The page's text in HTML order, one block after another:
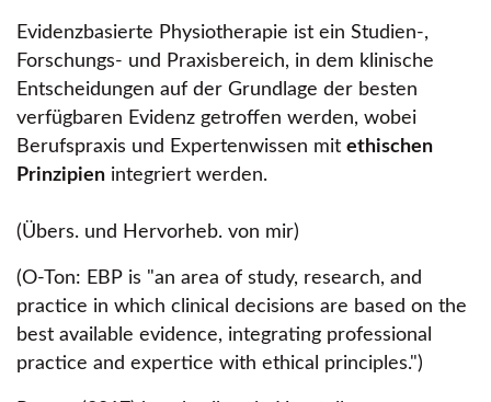
Evidenzbasierte Physiotherapie ist ein Studien-,
Forschungs- und Praxisbereich, in dem klinische
Entscheidungen auf der Grundlage der besten
verfügbaren Evidenz getroffen werden, wobei
Berufspraxis und Expertenwissen mit ethischen
Prinzipien integriert werden.
(Übers. und Hervorheb. von mir)
(O-Ton: EBP is
an area of study, research, and
practice in which clinical decisions are based on the
best available evidence, integrating professional
practice and expertice with ethical principles. )